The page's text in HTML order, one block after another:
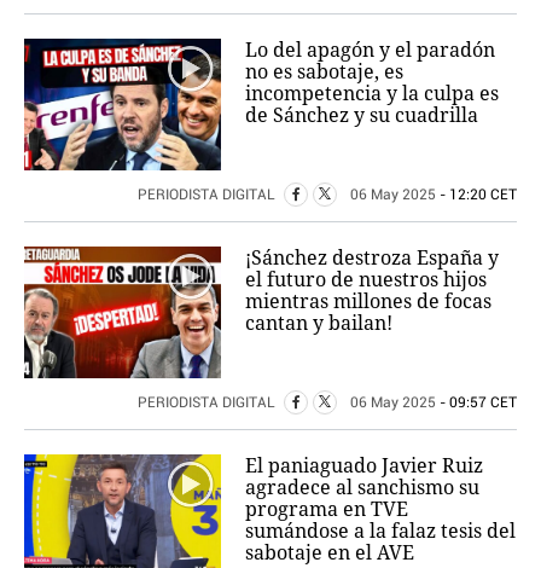
Lo del apagón y el paradón
no es sabotaje, es
incompetencia y la culpa es
de Sánchez y su cuadrilla
PERIODISTA DIGITAL 06 May 2025 - 12:20 CET
¡Sánchez destroza España y
el futuro de nuestros hijos
mientras millones de focas
cantan y bailan!
PERIODISTA DIGITAL 06 May 2025 - 09:57 CET
El paniaguado Javier Ruiz
agradece al sanchismo su
programa en TVE
sumándose a la falaz tesis del
sabotaje en el AVE